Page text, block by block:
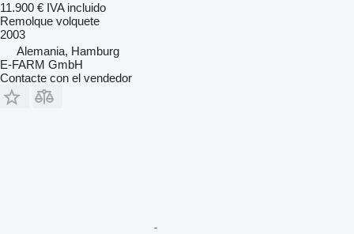
11.900 € IVA incluido
Remolque volquete
2003
Alemania, Hamburg
E-FARM GmbH
Contacte con el vendedor